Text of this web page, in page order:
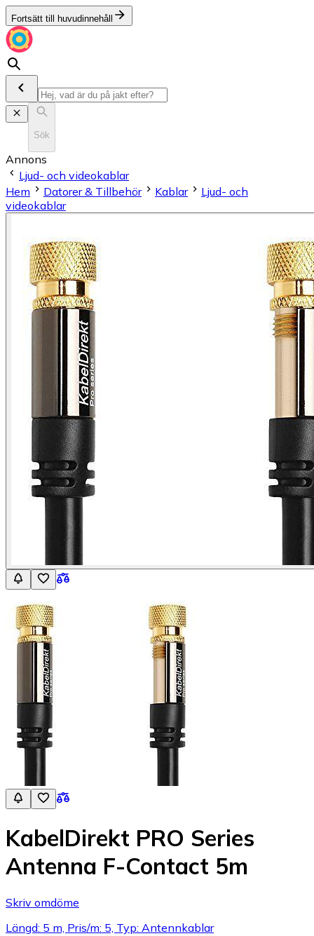
Fortsätt till huvudinnehåll
Sök
Annons
Ljud- och videokablar
Hem
Datorer & Tillbehör Kablar
Ljud- och
videokablar
KabelDirekt PRO Series
Antenna F-Contact 5m
Skriv omdöme
Längd: 5 m, Pris/m: 5, Typ: Antennkablar